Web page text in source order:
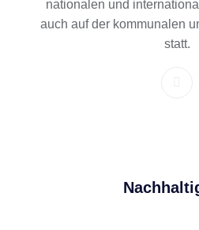
nationalen und
auch auf der kommunalen
statt.